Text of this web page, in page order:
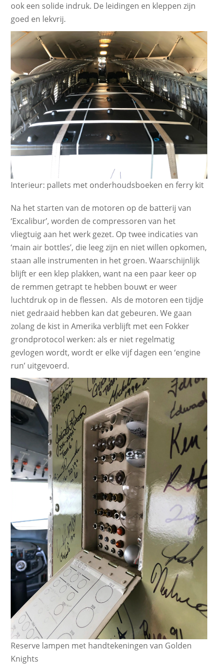
ook een solide indruk. De leidingen en kleppen zijn
goed en lekvrij.
Interieur: pallets met onderhoudsboeken en ferry kit
Na het starten van de motoren op de batterij van
‘Excalibur’, worden de compressoren van het
vliegtuig aan het werk gezet. Op twee indicaties van
‘main air bottles’, die leeg zijn en niet willen opkomen,
staan alle instrumenten in het groen. Waarschijnlijk
blijft er een klep plakken, want na een paar keer op
de remmen getrapt te hebben bouwt er weer
luchtdruk op in de flessen. Als de motoren een tijdje
niet gedraaid hebben kan dat gebeuren. We gaan
zolang de kist in Amerika verblijft met een Fokker
grondprotocol werken: als er niet regelmatig
gevlogen wordt, wordt er elke vijf dagen een ‘engine
run’ uitgevoerd.
Reserve lampen met handtekeningen van Golden
Knights